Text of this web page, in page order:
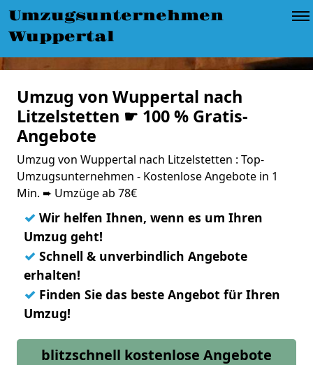
Umzugsunternehmen
Wuppertal
Umzug von Wuppertal nach
Litzelstetten ☛ 100 % Gratis-
Angebote
Umzug von Wuppertal nach Litzelstetten : Top-
Umzugsunternehmen - Kostenlose Angebote in 1
Min. ➨ Umzüge ab 78€
✓ Wir helfen Ihnen, wenn es um Ihren
Umzug geht!
✓ Schnell & unverbindlich Angebote
erhalten!
✓ Finden Sie das beste Angebot für Ihren
Umzug!
blitzschnell kostenlose Angebote